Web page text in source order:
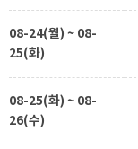
08-24(월) ~ 08-
25(화)
08-25(화) ~ 08-
26(수)